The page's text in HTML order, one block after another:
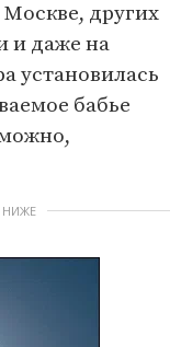
других
и даже на
установилась
бабье
НИЖЕ